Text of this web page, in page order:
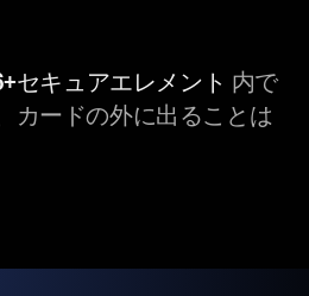
セキュアエレメント 内で
カードの外に出ることは